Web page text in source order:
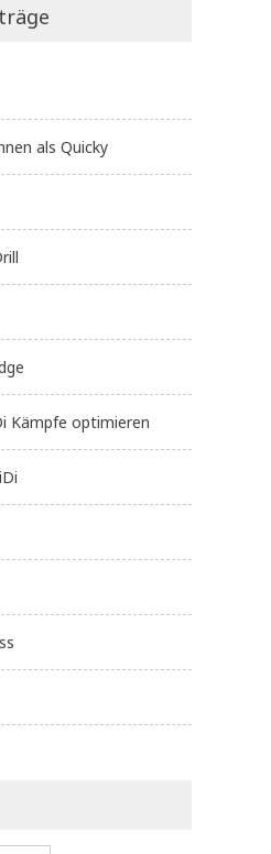
als Quicky
Kämpfe optimieren